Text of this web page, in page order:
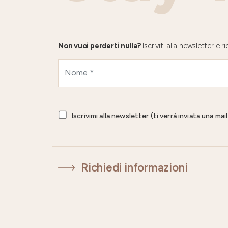
Non vuoi perderti nulla?Iscriviti alla newsletter e
Iscrivimi alla newsletter (ti verrà inviata una
Richiedi informazioni